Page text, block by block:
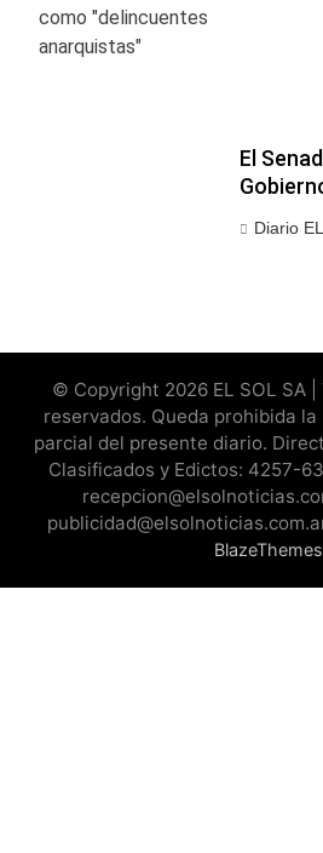
El
Diario
© Copyright 2026 EL SOL SA
reservados. Queda prohibida
parcial del presente diario.
Clasificados y Edictos: 4257-
BlazeThemes